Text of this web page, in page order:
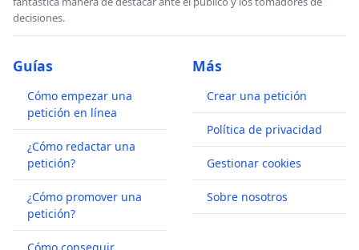
decisiones.
Guías
Cómo empezar una
petición en línea
¿Cómo redactar una
petición?
¿Cómo promover una
petición?
Más
Crear una petición
Política de privacidad
Gestionar cookies
Sobre nosotros